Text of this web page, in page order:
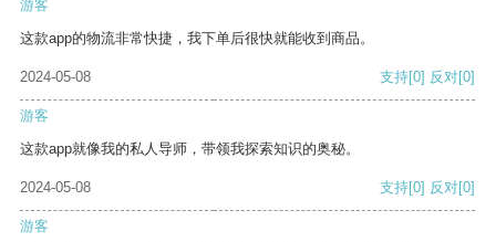
游客
这款app的物流非常快捷，我下单后很快就能收到商品。
2024-05-08 支持[0] 反对[0]
游客
这款app就像我的私人导师，带领我探索知识的奥秘。
2024-05-08 支持[0] 反对[0]
游客